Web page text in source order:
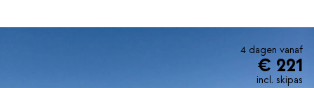
bij het knisperende houtvuur genieten van een goed glas wijn,
4 dagen vanaf
€ 221
incl. skipas